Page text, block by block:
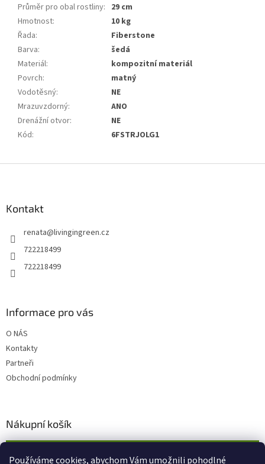
Používáme cookies, abychom Vám umožnili pohodlné
Průměr pro obal rostliny: 29 cm
Hmotnost:
10 kg
Řada:
Fiberstone
Barva:
šedá
Materiál:
kompozitní materiál
Povrch:
matný
Vodotěsný:
NE
Mrazuvzdorný:
ANO
Drenážní otvor:
NE
Kód: 6FSTRJOLG1
Kontakt
renata@livingingreen.cz
722218499
722218499
Informace pro vás
O NÁS
Kontakty
Partneři
Obchodní podmínky
Nákupní košík